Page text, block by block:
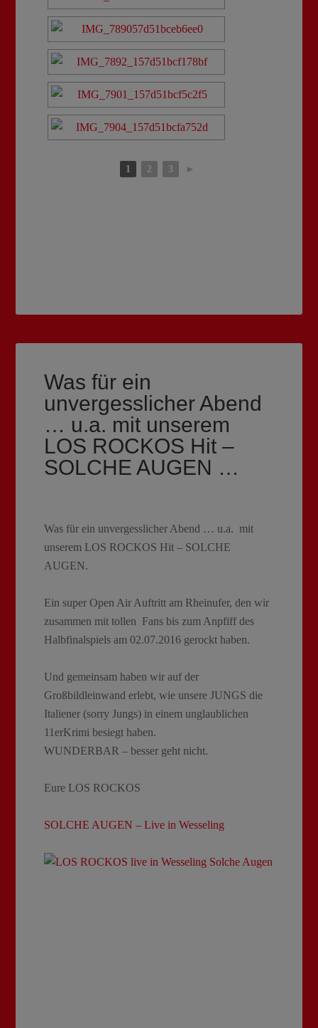
1 2 3 ►
Was für ein
unvergesslicher Abend
… u.a. mit unserem
LOS ROCKOS Hit –
SOLCHE AUGEN …
Was für ein unvergesslicher Abend … u.a. mit
unserem LOS ROCKOS Hit – SOLCHE
AUGEN.
Ein super Open Air Auftritt am Rheinufer, den wir
zusammen mit tollen Fans bis zum Anpfiff des
Halbfinalspiels am 02.07.2016 gerockt haben.
Und gemeinsam haben wir auf der
Großbildleinwand erlebt, wie unsere JUNGS die
Italiener (sorry Jungs) in einem unglaublichen
11erKrimi besiegt haben.
WUNDERBAR – besser geht nicht.
Eure LOS ROCKOS
SOLCHE AUGEN – Live in Wesseling